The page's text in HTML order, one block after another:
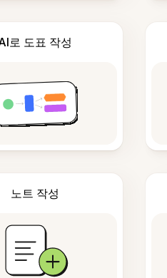
로 도표 작성
노트 작성